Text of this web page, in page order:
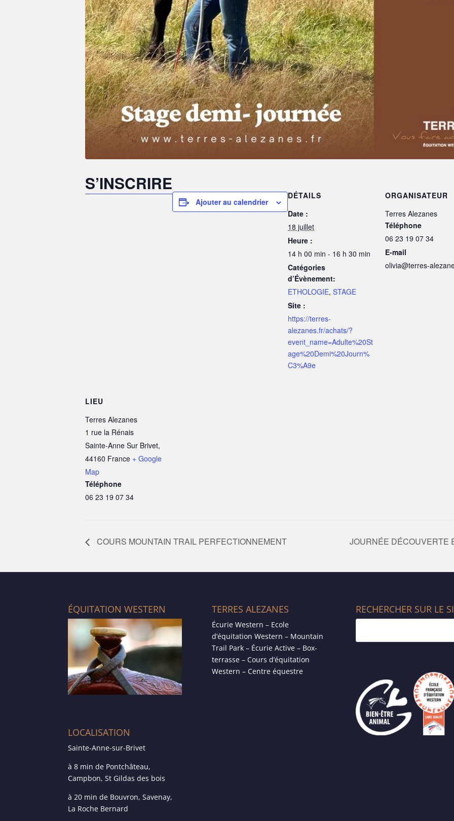
S’INSCRIRE
Ajouter au calendrier
DÉTAILS
Date :
18 juillet
Heure :
14 h 00 min - 16 h 30 min
Catégories
d’Évènement:
ETHOLOGIE, STAGE
Site :
https://terres-
alezanes.fr/achats/?
event_name=Adulte%20St
age%20Demi%20Journ%
C3%A9e
ORGANISATEUR
Terres Alezanes
Téléphone
06 23 19 07 34
E-mail
olivia@terres-
LIEU
Terres Alezanes
1 rue la Rénais
Sainte-Anne Sur Brivet,
44160 France + Google
Map
Téléphone
06 23 19 07 34
COURS MOUNTAIN TRAIL PERFECTIONNEMENT JOURNÉE DÉCOUVERTE
ÉQUITATION WESTERN
LOCALISATION
Sainte-Anne-sur-Brivet
à 8 min de Pontchâteau,
Campbon, St Gildas des bois
à 20 min de Bouvron, Savenay,
La Roche Bernard
TERRES ALEZANES
Écurie Western – Ecole
d’équitation Western – Mountain
Trail Park – Écurie Active – Box-
terrasse – Cours d’équitation
Western – Centre équestre
RECHERCHER SUR LE